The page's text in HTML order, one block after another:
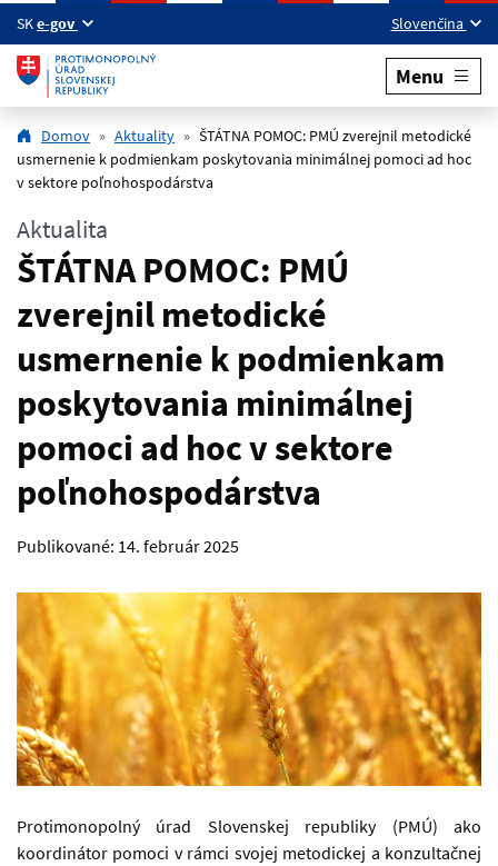
SKe-gov Slovenčina
Menu
Domov Aktuality
ŠTÁTNA POMOC: PMÚ zverejnil metodické
usmernenie k podmienkam poskytovania minimálnej pomoci ad hoc
v sektore poľnohospodárstva
Aktualita
ŠTÁTNA POMOC: PMÚ
zverejnil metodické
usmernenie k podmienkam
poskytovania minimálnej
pomoci ad hoc v sektore
poľnohospodárstva
Publikované: 14. február 2025
Protimonopolný úrad Slovenskej republiky (PMÚ) ako
koordinátor pomoci v rámci svojej metodickej a konzultačnej